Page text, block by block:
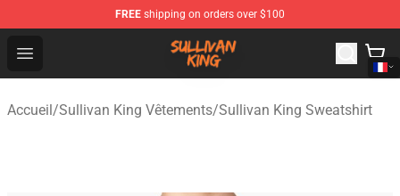
FREE shipping on orders over $100
Open menu
Sullivan King Shop - Official Sullivan King Merchandise
Accueil/Sullivan King Vêtements/Sullivan King Sweatshirt